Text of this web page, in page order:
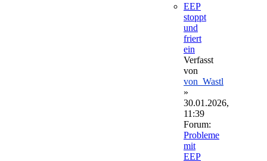
EEP
stoppt
und
friert
ein
Verfasst
von
von_Wastl
»
30.01.2026,
11:39
Forum:
Probleme
mit
EEP